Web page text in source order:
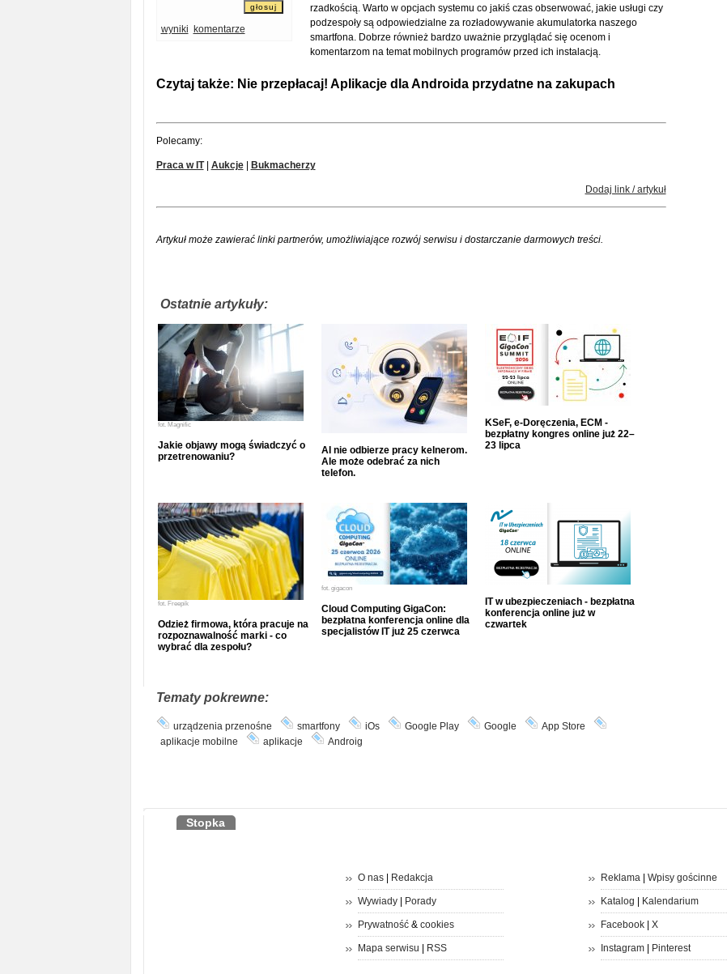
wyniki komentarze
rzadkością. Warto w opcjach systemu co jakiś czas obserwować, jakie usługi czy
podzespoły są odpowiedzialne za rozładowywanie akumulatorka naszego
smartfona. Dobrze również bardzo uważnie przyglądać się ocenom i
komentarzom na temat mobilnych programów przed ich instalacją.
Czytaj także: Nie przepłacaj! Aplikacje dla Androida przydatne na zakupach
Polecamy:
Praca w IT| Aukcje| Bukmacherzy
Dodaj link / artykuł
Artykuł może zawierać linki partnerów, umożliwiające rozwój serwisu i dostarczanie darmowych treści.
Ostatnie artykuły:
fot. Magnific
Jakie objawy mogą świadczyć o
przetrenowaniu?
AI nie odbierze pracy kelnerom.
Ale może odebrać za nich
telefon.
KSeF, e-Doręczenia, ECM -
bezpłatny kongres online już 22–
23 lipca
fot. Freepik
Odzież firmowa, która pracuje na
rozpoznawalność marki - co
wybrać dla zespołu?
fot. gigacon
Cloud Computing GigaCon:
bezpłatna konferencja online dla
specjalistów IT już 25 czerwca
IT w ubezpieczeniach - bezpłatna
konferencja online już w
czwartek
Tematy pokrewne:
urządzenia przenośne smartfony iOs Google Play Google
App Store
aplikacje mobilne
aplikacje Androig
Stopka
O nas| Redakcja
Wywiady| Porady
Prywatność& cookies
Mapa serwisu RSS
Reklama| Wpisy gościnne
Katalog Kalendarium
Facebook| X
Instagram| Pinterest